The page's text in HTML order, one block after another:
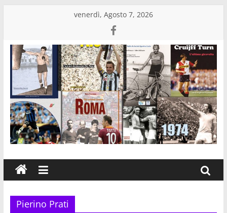
venerdì, Agosto 7, 2026
Edizioni
Eraclea
Casa
editrice
di
libri
sportivi
Pierino Prati